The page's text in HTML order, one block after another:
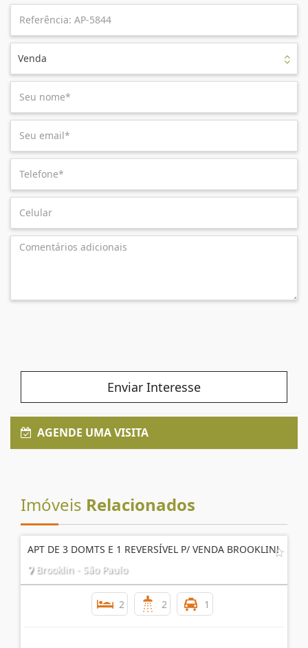
Venda
Enviar Interesse
AGENDE UMA VISITA
Imóveis Relacionados
APT DE 3 DOMTS E 1 REVERSÍVEL P/ VENDA BROOKLIN!
Brooklin - São Paulo
2 2 1